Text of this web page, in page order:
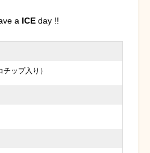
a ICE day !!
ップ入り）